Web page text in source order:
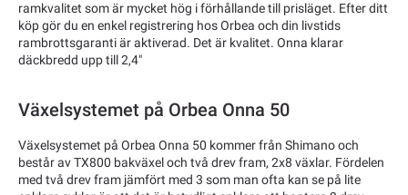
ramkvalitet som är mycket hög i förhållande till prisläget. Efter ditt
köp gör du en enkel registrering hos Orbea och din livstids
rambrottsgaranti är aktiverad. Det är kvalitet. Onna klarar
däckbredd upp till 2,4"
Växelsystemet på Orbea Onna 50
Växelsystemet på Orbea Onna 50 kommer från Shimano och
består av TX800 bakväxel och två drev fram, 2x8 växlar. Fördelen
med två drev fram jämfört med 3 som man ofta kan se på lite